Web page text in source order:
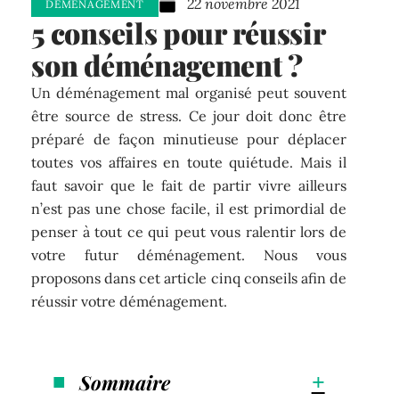
DÉMÉNAGEMENT
5 conseils pour réussir
son déménagement ?
Un déménagement mal organisé peut souvent
être source de stress. Ce jour doit donc être
préparé de façon minutieuse pour déplacer
toutes vos affaires en toute quiétude. Mais il
faut savoir que le fait de partir vivre ailleurs
n’est pas une chose facile, il est primordial de
penser à tout ce qui peut vous ralentir lors de
votre futur déménagement. Nous vous
proposons dans cet article cinq conseils afin de
réussir votre déménagement.
Sommaire